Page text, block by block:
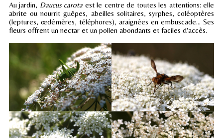
Au jardin, Daucus carota est le centre de toutes les attentions: elle
abrite ou nourrit guêpes, abeilles solitaires, syrphes, coléoptères
(leptures, œdémères, téléphores), araignées en embuscade... Ses
fleurs offrent un nectar et un pollen abondants et faciles d'accès.